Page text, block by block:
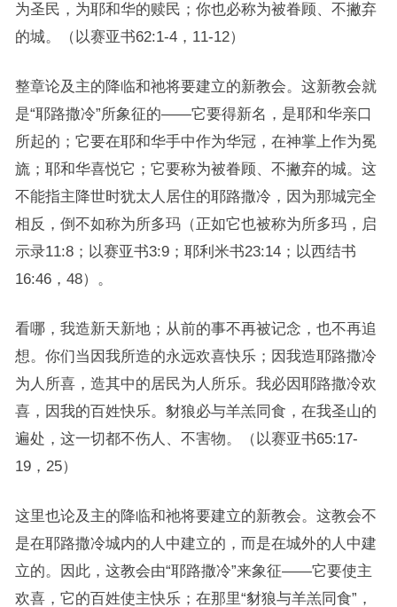
为圣民，为耶和华的赎民；你也必称为被眷顾、不撇弃
的城。（以赛亚书62:1-4，11-12）
整章论及主的降临和祂将要建立的新教会。这新教会就
是“耶路撒冷”所象征的——它要得新名，是耶和华亲口
所起的；它要在耶和华手中作为华冠，在神掌上作为冕
旒；耶和华喜悦它；它要称为被眷顾、不撇弃的城。这
不能指主降世时犹太人居住的耶路撒冷，因为那城完全
相反，倒不如称为所多玛（正如它也被称为所多玛，启
示录11:8；以赛亚书3:9；耶利米书23:14；以西结书
16:46，48）。
看哪，我造新天新地；从前的事不再被记念，也不再追
想。你们当因我所造的永远欢喜快乐；因我造耶路撒冷
为人所喜，造其中的居民为人所乐。我必因耶路撒冷欢
喜，因我的百姓快乐。豺狼必与羊羔同食，在我圣山的
遍处，这一切都不伤人、不害物。（以赛亚书65:17-
19，25）
这里也论及主的降临和祂将要建立的新教会。这教会不
是在耶路撒冷城内的人中建立的，而是在城外的人中建
立的。因此，这教会由“耶路撒冷”来象征——它要使主
欢喜，它的百姓使主快乐；在那里“豺狼与羊羔同食”，